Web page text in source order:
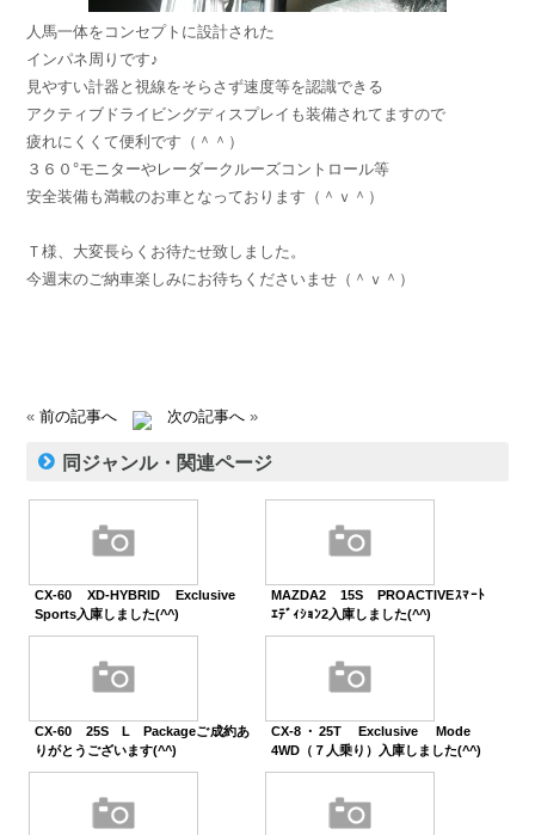
人馬一体をコンセプトに設計された
インパネ周りです♪
見やすい計器と視線をそらさず速度等を認識できる
アクティブドライビングディスプレイも装備されてますので
疲れにくくて便利です（＾＾）
３６０°モニターやレーダークルーズコントロール等
安全装備も満載のお車となっております（＾ｖ＾）
Ｔ様、大変長らくお待たせ致しました。
今週末のご納車楽しみにお待ちくださいませ（＾ｖ＾）
«前の記事へ 次の記事へ »
同ジャンル・関連ページ
CX-60 XD-HYBRID Exclusive
Sports入庫しました(^^)
MAZDA2 15S PROACTIVEｽﾏｰﾄ
ｴﾃﾞｨｼｮﾝ2入庫しました(^^)
CX-60 25S L Packageご成約あ
りがとうございます(^^)
CX-8・25T Exclusive Mode
4WD（７人乗り）入庫しました(^^)